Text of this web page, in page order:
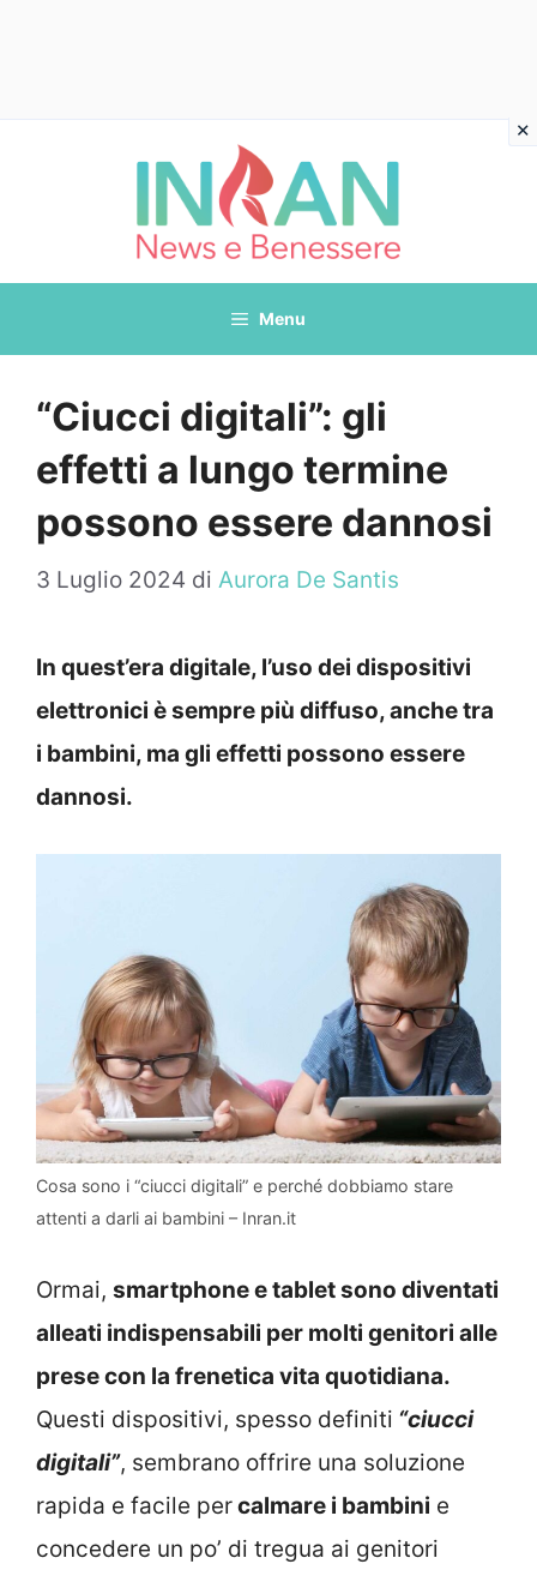
Menu
“Ciucci digitali”: gli
effetti a lungo termine
possono essere dannosi
3 Luglio 2024 di Aurora De Santis
In quest’era digitale, l’uso dei dispositivi
elettronici è sempre più diffuso, anche tra
i bambini, ma gli effetti possono essere
dannosi.
Cosa sono i “ciucci digitali” e perché dobbiamo stare
attenti a darli ai bambini – Inran.it
Ormai, smartphone e tablet sono diventati
alleati indispensabili per molti genitori alle
prese con la frenetica vita quotidiana.
Questi dispositivi, spesso definiti “ciucci
digitali”, sembrano offrire una soluzione
rapida e facile percalmare i bambini e
concedere un po’ di tregua ai genitori